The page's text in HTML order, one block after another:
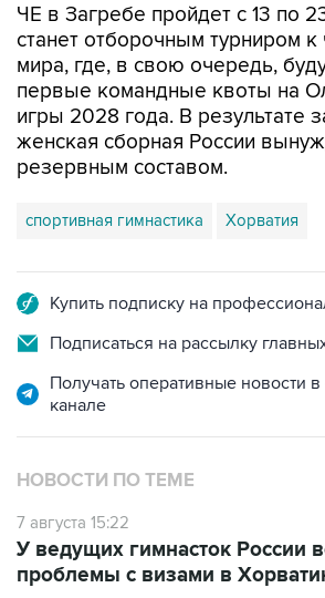
ЧЕ в Загребе пройдет с 13 по
станет отборочным турниром к
мира, где, в свою очередь,
первые командные квоты на
игры 2028 года. В результате
женская сборная России
резервным составом.
спортивная гимнастика Хорватия
Купить подписку на
Подписаться на рассылку
Получать оперативные новости
канале
НОВОСТИ ПО ТЕМЕ
7 августа 15:22
У ведущих гимнасток России
проблемы с визами в